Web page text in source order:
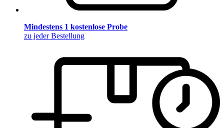
Mindestens 1 kostenlose Probe
zu jeder Bestellung